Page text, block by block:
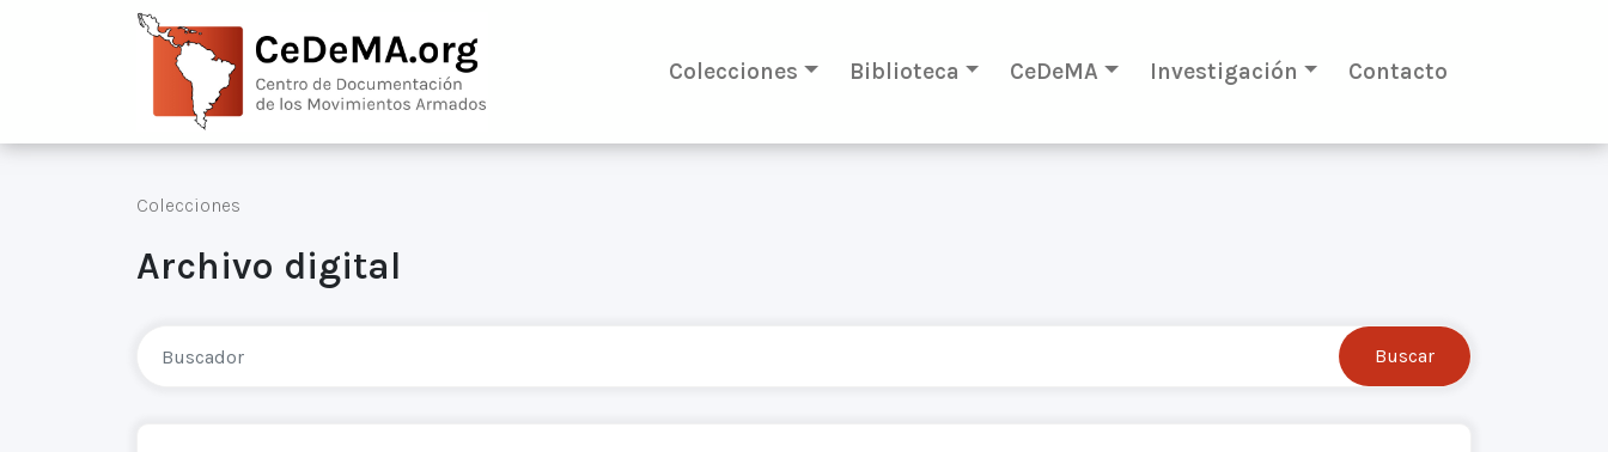
Colecciones Biblioteca CeDeMA Investigación Contacto
Colecciones
Archivo digital